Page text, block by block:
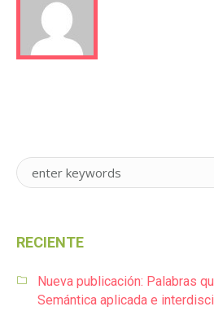
RECIENTE
Nueva publicación: Palabras
Semántica aplicada e